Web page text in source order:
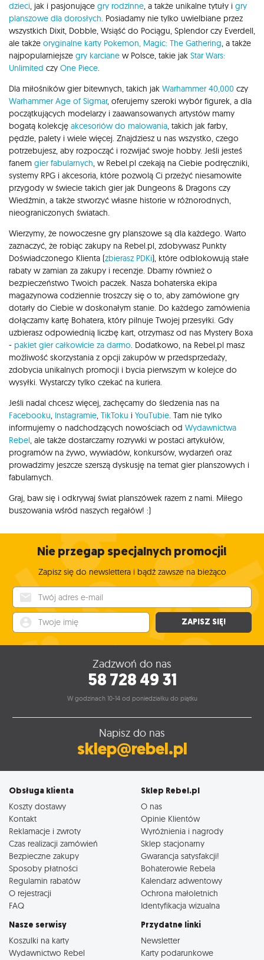
dzieci, jak i pasjonujące gry rodzinne, a także unikalne tytuły i gry
planszowe dla dorosłych. Posiadamy nie tylko uwielbiane przez
wszystkich Dixit, Dobble, Wsiąść do Pociągu, Splendor czy Everdell,
ale także oryginalne karty Pokemon, Magic: The Gathering, a także
najpopularniejsze gry karciane w Polsce, takie jak Star Wars:
Unlimited czy One Piece.
Dla miłośników gier bitewnych, takich jak Warhammer 40,000 czy
Warhammer Age of Sigmar, oferujemy szeroki wybór figurek, a dla
początkujących modelarzy i zaawansowanych artystów mamy
bogatą kolekcję akcesoriów do malowania, takich jak farby,
pędzle, palety i wiele więcej. Znajdziesz u nas wszystko, czego
potrzebujesz, aby rozpocząć i rozwijać swoje hobby. Jeśli jesteś
fanem gier fabularnych, w Rebel.pl czekają na Ciebie podręczniki,
systemy RPG i akcesoria, które pozwolą Ci przeżyć niesamowite
przygody w świecie takich gier jak Dungeons & Dragons czy
Wiedźmin, a także stworzyć własne historie w różnorodnych,
nieograniczonych światach.
Wierzymy, że nowoczesne gry planszowe są dla każdego. Warto
zaznaczyć, że robiąc zakupy na Rebel.pl, zdobywasz Punkty
Doświadczonego Klienta (zbierasz PDKi), które odblokowują stałe
rabaty w zamian za zakupy i recenzje. Dbamy również o
bezpieczeństwo Twoich paczek. Nasza bohaterska ekipa
magazynowa codziennie troszczy się o to, aby zamówione gry
dotarły do Ciebie w doskonałym stanie. Do każdego zamówienia
dołączamy kartę Bohatera, który pilnuje Twojej przesyłki. Gdy
uzbierasz odpowiednią liczbę kart, otrzymasz od nas Mystery Boxa
- pakiet gier całkowicie za darmo. Dodatkowo, na Rebel.pl masz
możliwość skorzystania z opcji zakupów w przedsprzedaży,
zdobycia unikalnych promocji i bycia pierwszym w kolejce do
wysyłki. Wystarczy tylko czekać na kuriera.
Jeśli nadal chcesz więcej, zachęcamy do śledzenia nas na
Facebooku, Instagramie, TikToku i YouTubie. Tam nie tylko
informujemy o nadchodzących nowościach od Wydawnictwa
Rebel, ale także dostarczamy rozrywki w postaci artykułów,
programów na żywo, wywiadów, konkursów, wydarzeń oraz
prowadzimy jeszcze szerszą dyskusję na temat gier planszowych i
fabularnych.
Graj, baw się i odkrywaj świat planszówek razem z nami. Miłego
buszowania wśród naszych regałów! :)
Nie przegap specjalnych promocji!
Zapisz się do newslettera i bądź zawsze na bieżąco
ZAPISZ SIĘ!
Zadzwoń do nas
58 728 49 31
W godzinach 10-14 od poniedziałku do piątku
Napisz do nas
sklep@rebel.pl
Obsługa klienta
Koszty dostawy
Kontakt
Reklamacje i zwroty
Czas realizacji zamówień
Bezpieczne zakupy
Sposoby płatności
Regulamin rabatów
O rejestracji
FAQ
Sklep Rebel.pl
O nas
Opinie Klientów
Wyróżnienia i nagrody
Sklep stacjonarny
Gwarancja satysfakcji!
Bohaterowie Rebela
Kalendarz adwentowy
Ochrona małoletnich
Identyfikacja wizualna
Nasze serwisy
Koszulki na karty
Wydawnictwo Rebel
Przydatne linki
Newsletter
Karty podarunkowe